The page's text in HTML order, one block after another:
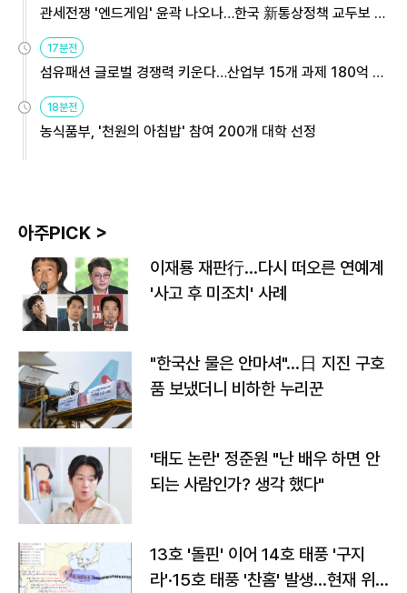
관세전쟁 '엔드게임' 윤곽 나오나…한국 新통상정책 교두보 활
용해야
17분전
섬유패션 글로벌 경쟁력 키운다…산업부 15개 과제 180억 지
원
18분전
농식품부, '천원의 아침밥' 참여 200개 대학 선정
아주PICK >
이재룡 재판行…다시 떠오른 연예계
'사고 후 미조치' 사례
"한국산 물은 안마셔"…日 지진 구호
품 보냈더니 비하한 누리꾼
'태도 논란' 정준원 "난 배우 하면 안
되는 사람인가? 생각 했다"
13호 '돌핀' 이어 14호 태풍 '구지
라'·15호 태풍 '찬홈' 발생…현재 위